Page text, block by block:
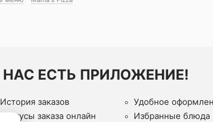
НАС ЕСТЬ ПРИЛОЖЕНИЕ!
История заказов
Удобное
Статусы заказа онлайн
Избранные блюда